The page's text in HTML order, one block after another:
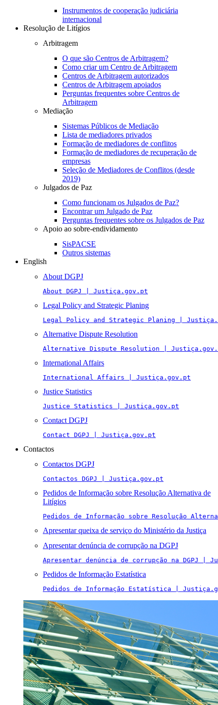
Instrumentos de cooperação judiciária
internacional
Resolução de Litígios
Arbitragem
O que são Centros de Arbitragem?
Como criar um Centro de Arbitragem
Centros de Arbitragem autorizados
Centros de Arbitragem apoiados
Perguntas frequentes sobre Centros de
Arbitragem
Mediação
Sistemas Públicos de Mediação
Lista de mediadores privados
Formação de mediadores de conflitos
Formação de mediadores de recuperação de
empresas
Seleção de Mediadores de Conflitos (desde
2019)
Julgados de Paz
Como funcionam os Julgados de Paz?
Encontrar um Julgado de Paz
Perguntas frequentes sobre os Julgados de Paz
Apoio ao sobre-endividamento
SisPACSE
Outros sistemas
English
About DGPJ
About DGPJ | Justiça.gov.pt
Legal Policy and Strategic Planing
Legal Policy and Strategic Planing |
Alternative Dispute Resolution
Alternative Dispute Resolution |
International Affairs
International Affairs | Justiça.gov.pt
Justice Statistics
Justice Statistics | Justiça.gov.pt
Contact DGPJ
Contact DGPJ | Justiça.gov.pt
Contactos
Contactos DGPJ
Contactos DGPJ | Justiça.gov.pt
Pedidos de Informação sobre Resolução Alternativa de
Litígios
Pedidos de Informação sobre Resolução
Apresentar queixa de serviço do Ministério da Justiça
Apresentar denúncia de corrupção na DGPJ
Apresentar denúncia de corrupção na DGPJ |
Pedidos de Informação Estatística
Pedidos de Informação Estatística |